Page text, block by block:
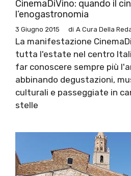
CinemaDiVino: quando il
l’enogastronomia
3 Giugno 2015 di A Cura Della
La manifestazione
tutta l'estate nel centro
far conoscere sempre più
abbinando degustazioni,
culturali e passeggiate in
stelle